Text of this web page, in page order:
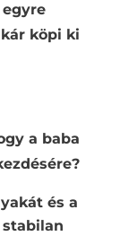
egyre
köpi ki
a baba
és a